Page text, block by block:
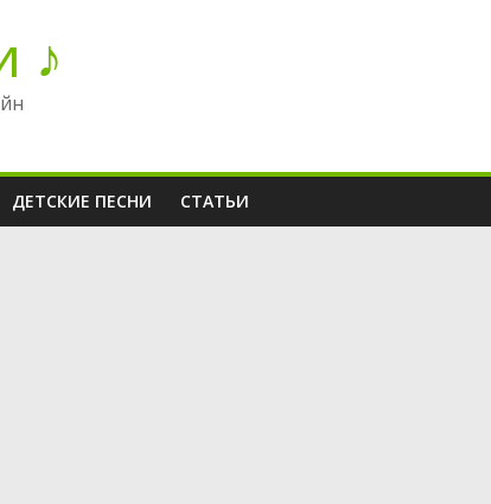
♪
ДЕТСКИЕ ПЕСНИ СТАТЬИ